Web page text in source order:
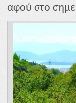
αφού στο